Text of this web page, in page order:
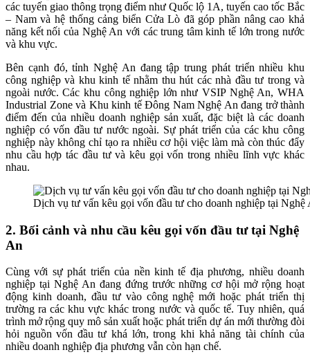
các tuyến giao thông trọng điểm như Quốc lộ 1A, tuyến cao tốc Bắc
– Nam và hệ thống cảng biển Cửa Lò đã góp phần nâng cao khả
năng kết nối của Nghệ An với các trung tâm kinh tế lớn trong nước
và khu vực.
Bên cạnh đó, tỉnh Nghệ An đang tập trung phát triển nhiều khu
công nghiệp và khu kinh tế nhằm thu hút các nhà đầu tư trong và
ngoài nước. Các khu công nghiệp lớn như VSIP Nghệ An, WHA
Industrial Zone và Khu kinh tế Đông Nam Nghệ An đang trở thành
điểm đến của nhiều doanh nghiệp sản xuất, đặc biệt là các doanh
nghiệp có vốn đầu tư nước ngoài. Sự phát triển của các khu công
nghiệp này không chỉ tạo ra nhiều cơ hội việc làm mà còn thúc đẩy
nhu cầu hợp tác đầu tư và kêu gọi vốn trong nhiều lĩnh vực khác
nhau.
Dịch vụ tư vấn kêu gọi vốn đầu tư cho doanh nghiệp tại Nghệ
2. Bối cảnh và nhu cầu kêu gọi vốn đầu tư tại Nghệ
An
Cùng với sự phát triển của nền kinh tế địa phương, nhiều doanh
nghiệp tại Nghệ An đang đứng trước những cơ hội mở rộng hoạt
động kinh doanh, đầu tư vào công nghệ mới hoặc phát triển thị
trường ra các khu vực khác trong nước và quốc tế. Tuy nhiên, quá
trình mở rộng quy mô sản xuất hoặc phát triển dự án mới thường đòi
hỏi nguồn vốn đầu tư khá lớn, trong khi khả năng tài chính của
nhiều doanh nghiệp địa phương vẫn còn hạn chế.